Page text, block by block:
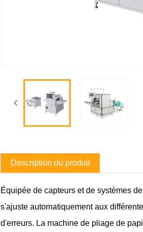
Description du produit
Équipée de capteurs et de systèmes
s'ajuste automatiquement aux
d'erreurs. La machine de pliage de